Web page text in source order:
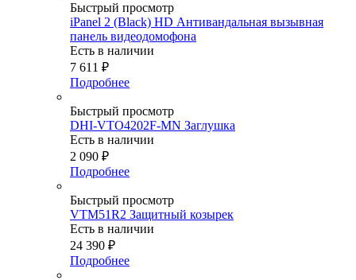
Быстрый просмотр
iPanel 2 (Black) HD Антивандальная вызывная
панель видеодомофона
Есть в наличии
7 611 ₽
Подробнее
Быстрый просмотр
DHI-VTO4202F-MN Заглушка
Есть в наличии
2 090 ₽
Подробнее
Быстрый просмотр
VTM51R2 Защитный козырек
Есть в наличии
24 390 ₽
Подробнее